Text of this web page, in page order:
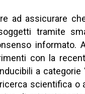
ad assicurare
tramite
informato.
con la
a categorie
scientifica